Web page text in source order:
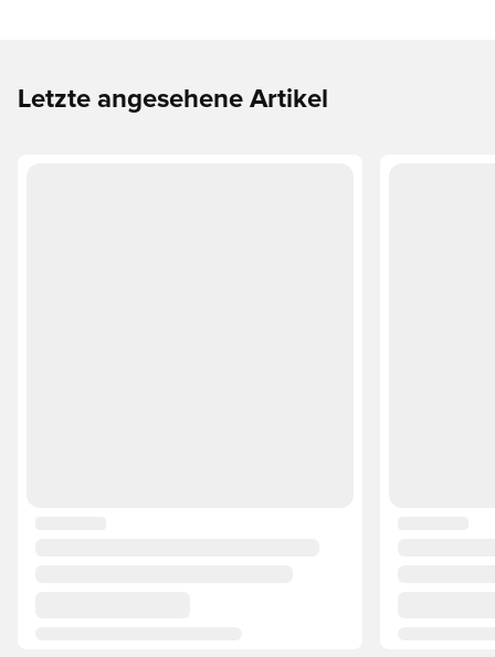
Letzte angesehene Artikel